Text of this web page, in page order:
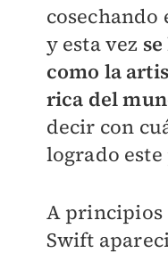
cosechando
y esta vez
como la
rica del
decir con
logrado este
A principios
Swift